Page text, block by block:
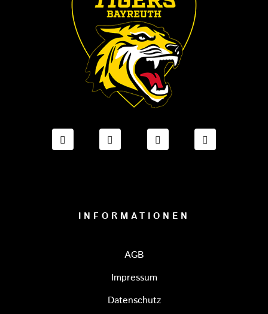
FACEBOOK ONESTO TIGERS BAYREUTH
INSTAGRAM ONESTO TIGERS
TIKTOK ONESTO
INFORMATIONEN
AGB
Impressum
Datenschutz